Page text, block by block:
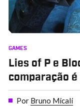
GAMES
Lies of P e
comparação é
Por Bruno Micali